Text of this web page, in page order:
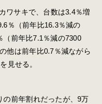
ワサキで、台数は3.4％増
％（前年比16.3％減の
（前年比7.1％減の7300
他は前年比0.7％減ながら
見せる。
の前年割れだったが、9万